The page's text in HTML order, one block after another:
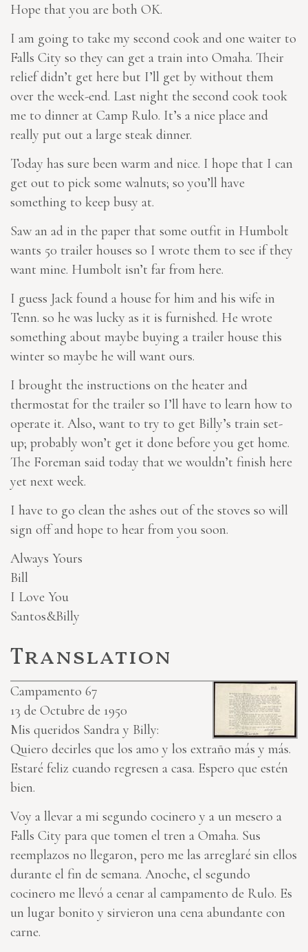
Hope that you are both OK.
I am going to take my second cook and one waiter to
Falls City so they can get a train into Omaha. Their
relief didn’t get here but I’ll get by without them
over the week-end. Last night the second cook took
me to dinner at Camp Rulo. It’s a nice place and
really put out a large steak dinner.
Today has sure been warm and nice. I hope that I can
get out to pick some walnuts; so you’ll have
something to keep busy at.
Saw an ad in the paper that some outfit in Humbolt
wants 50 trailer houses so I wrote them to see if they
want mine. Humbolt isn’t far from here.
I guess Jack found a house for him and his wife in
Tenn. so he was lucky as it is furnished. He wrote
something about maybe buying a trailer house this
winter so maybe he will want ours.
I brought the instructions on the heater and
thermostat for the trailer so I’ll have to learn how to
operate it. Also, want to try to get Billy’s train set-
up; probably won’t get it done before you get home.
The Foreman said today that we wouldn’t finish here
yet next week.
I have to go clean the ashes out of the stoves so will
sign off and hope to hear from you soon.
Always Yours
Bill
I Love You
Santos&Billy
Translation
Campamento 67
13 de Octubre de 1950
Mis queridos Sandra y Billy:
Quiero decirles que los amo y los extraño más y más.
Estaré feliz cuando regresen a casa. Espero que estén
bien.
Voy a llevar a mi segundo cocinero y a un mesero a
Falls City para que tomen el tren a Omaha. Sus
reemplazos no llegaron, pero me las arreglaré sin ellos
durante el fin de semana. Anoche, el segundo
cocinero me llevó a cenar al campamento de Rulo. Es
un lugar bonito y sirvieron una cena abundante con
carne.